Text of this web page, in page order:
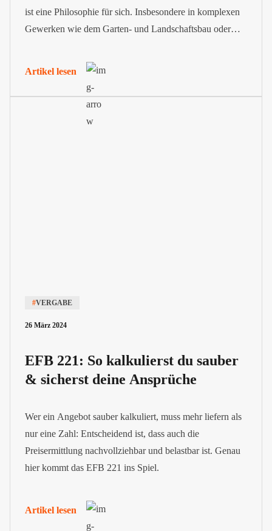
ist eine Philosophie für sich. Insbesondere in komplexen
Gewerken wie dem Garten- und Landschaftsbau oder
Urkalkulation, um Einheitspreise zu ermitteln und
Auftraggeber in seiner Ausschreibung gefordert. Wir...
Artikel lesen
#VERGABE
26 März 2024
EFB 221: So kalkulierst du sauber
& sicherst deine Ansprüche
Wer ein Angebot sauber kalkuliert, muss mehr liefern als
nur eine Zahl: Entscheidend ist, dass auch die
Preisermittlung nachvollziehbar und belastbar ist. Genau
hier kommt das EFB 221 ins Spiel.
Artikel lesen